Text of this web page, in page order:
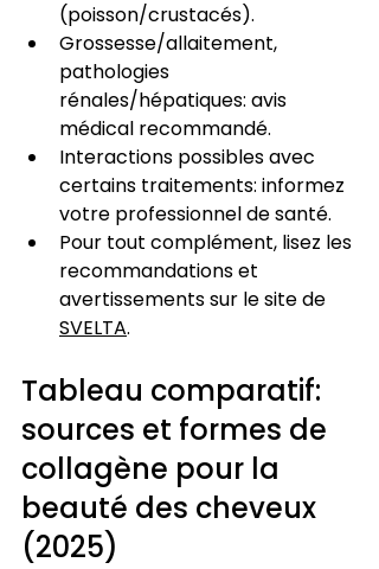
(poisson/crustacés).
Grossesse/allaitement,
pathologies
rénales/hépatiques: avis
médical recommandé.
Interactions possibles avec
certains traitements: informez
votre professionnel de santé.
Pour tout complément, lisez les
recommandations et
avertissements sur le site de
SVELTA.
Tableau comparatif:
sources et formes de
collagène pour la
beauté des cheveux
(2025)